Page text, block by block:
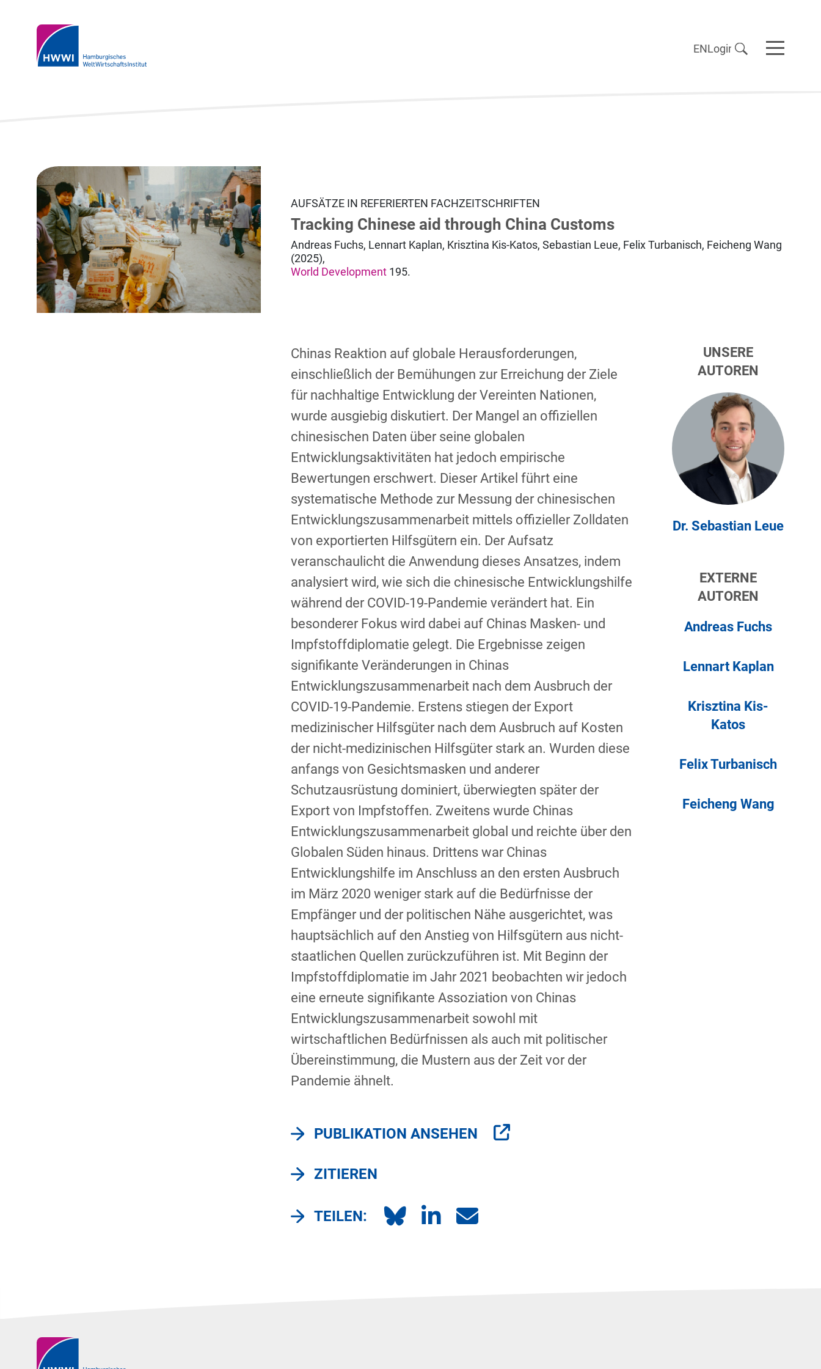
ENLogin
AUFSÄTZE IN REFERIERTEN FACHZEITSCHRIFTEN
Tracking Chinese aid through China Customs
Andreas Fuchs, Lennart Kaplan, Krisztina Kis-Katos, Sebastian Leue, Felix Turbanisch, Feicheng Wang
(2025),
World Development 195.
Chinas Reaktion auf globale Herausforderungen,
einschließlich der Bemühungen zur Erreichung der Ziele
für nachhaltige Entwicklung der Vereinten Nationen,
wurde ausgiebig diskutiert. Der Mangel an offiziellen
chinesischen Daten über seine globalen
Entwicklungsaktivitäten hat jedoch empirische
Bewertungen erschwert. Dieser Artikel führt eine
systematische Methode zur Messung der chinesischen
Entwicklungszusammenarbeit mittels offizieller Zolldaten
von exportierten Hilfsgütern ein. Der Aufsatz
veranschaulicht die Anwendung dieses Ansatzes, indem
analysiert wird, wie sich die chinesische Entwicklungshilfe
während der COVID-19-Pandemie verändert hat. Ein
besonderer Fokus wird dabei auf Chinas Masken- und
Impfstoffdiplomatie gelegt. Die Ergebnisse zeigen
signifikante Veränderungen in Chinas
Entwicklungszusammenarbeit nach dem Ausbruch der
COVID-19-Pandemie. Erstens stiegen der Export
medizinischer Hilfsgüter nach dem Ausbruch auf Kosten
der nicht-medizinischen Hilfsgüter stark an. Wurden diese
anfangs von Gesichtsmasken und anderer
Schutzausrüstung dominiert, überwiegten später der
Export von Impfstoffen. Zweitens wurde Chinas
Entwicklungszusammenarbeit global und reichte über den
Globalen Süden hinaus. Drittens war Chinas
Entwicklungshilfe im Anschluss an den ersten Ausbruch
im März 2020 weniger stark auf die Bedürfnisse der
Empfänger und der politischen Nähe ausgerichtet, was
hauptsächlich auf den Anstieg von Hilfsgütern aus nicht-
staatlichen Quellen zurückzuführen ist. Mit Beginn der
Impfstoffdiplomatie im Jahr 2021 beobachten wir jedoch
eine erneute signifikante Assoziation von Chinas
Entwicklungszusammenarbeit sowohl mit
wirtschaftlichen Bedürfnissen als auch mit politischer
Übereinstimmung, die Mustern aus der Zeit vor der
Pandemie ähnelt.
UNSERE
AUTOREN
Dr. Sebastian Leue
EXTERNE
AUTOREN
Andreas Fuchs
Lennart Kaplan
Krisztina Kis-
Katos
Felix Turbanisch
Feicheng Wang
PUBLIKATION ANSEHEN
ZITIEREN
TEILEN: